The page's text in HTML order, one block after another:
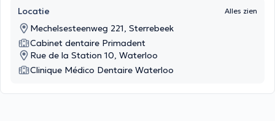
Locatie Alles zien
Mechelsesteenweg 221, Sterrebeek
Cabinet dentaire Primadent
Rue de la Station 10, Waterloo
Clinique Médico Dentaire Waterloo